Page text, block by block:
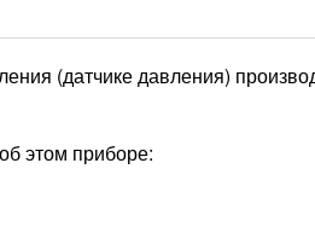
(датчике давления)
этом приборе: